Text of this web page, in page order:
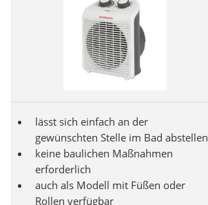
lässt sich einfach an der
gewünschten Stelle im Bad abstellen
keine baulichen Maßnahmen
erforderlich
auch als Modell mit Füßen oder
Rollen verfügbar